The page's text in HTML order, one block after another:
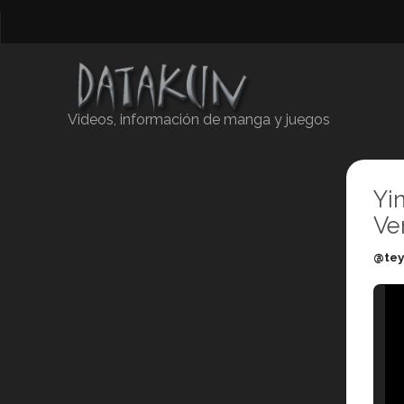
Videos, información de manga y juegos